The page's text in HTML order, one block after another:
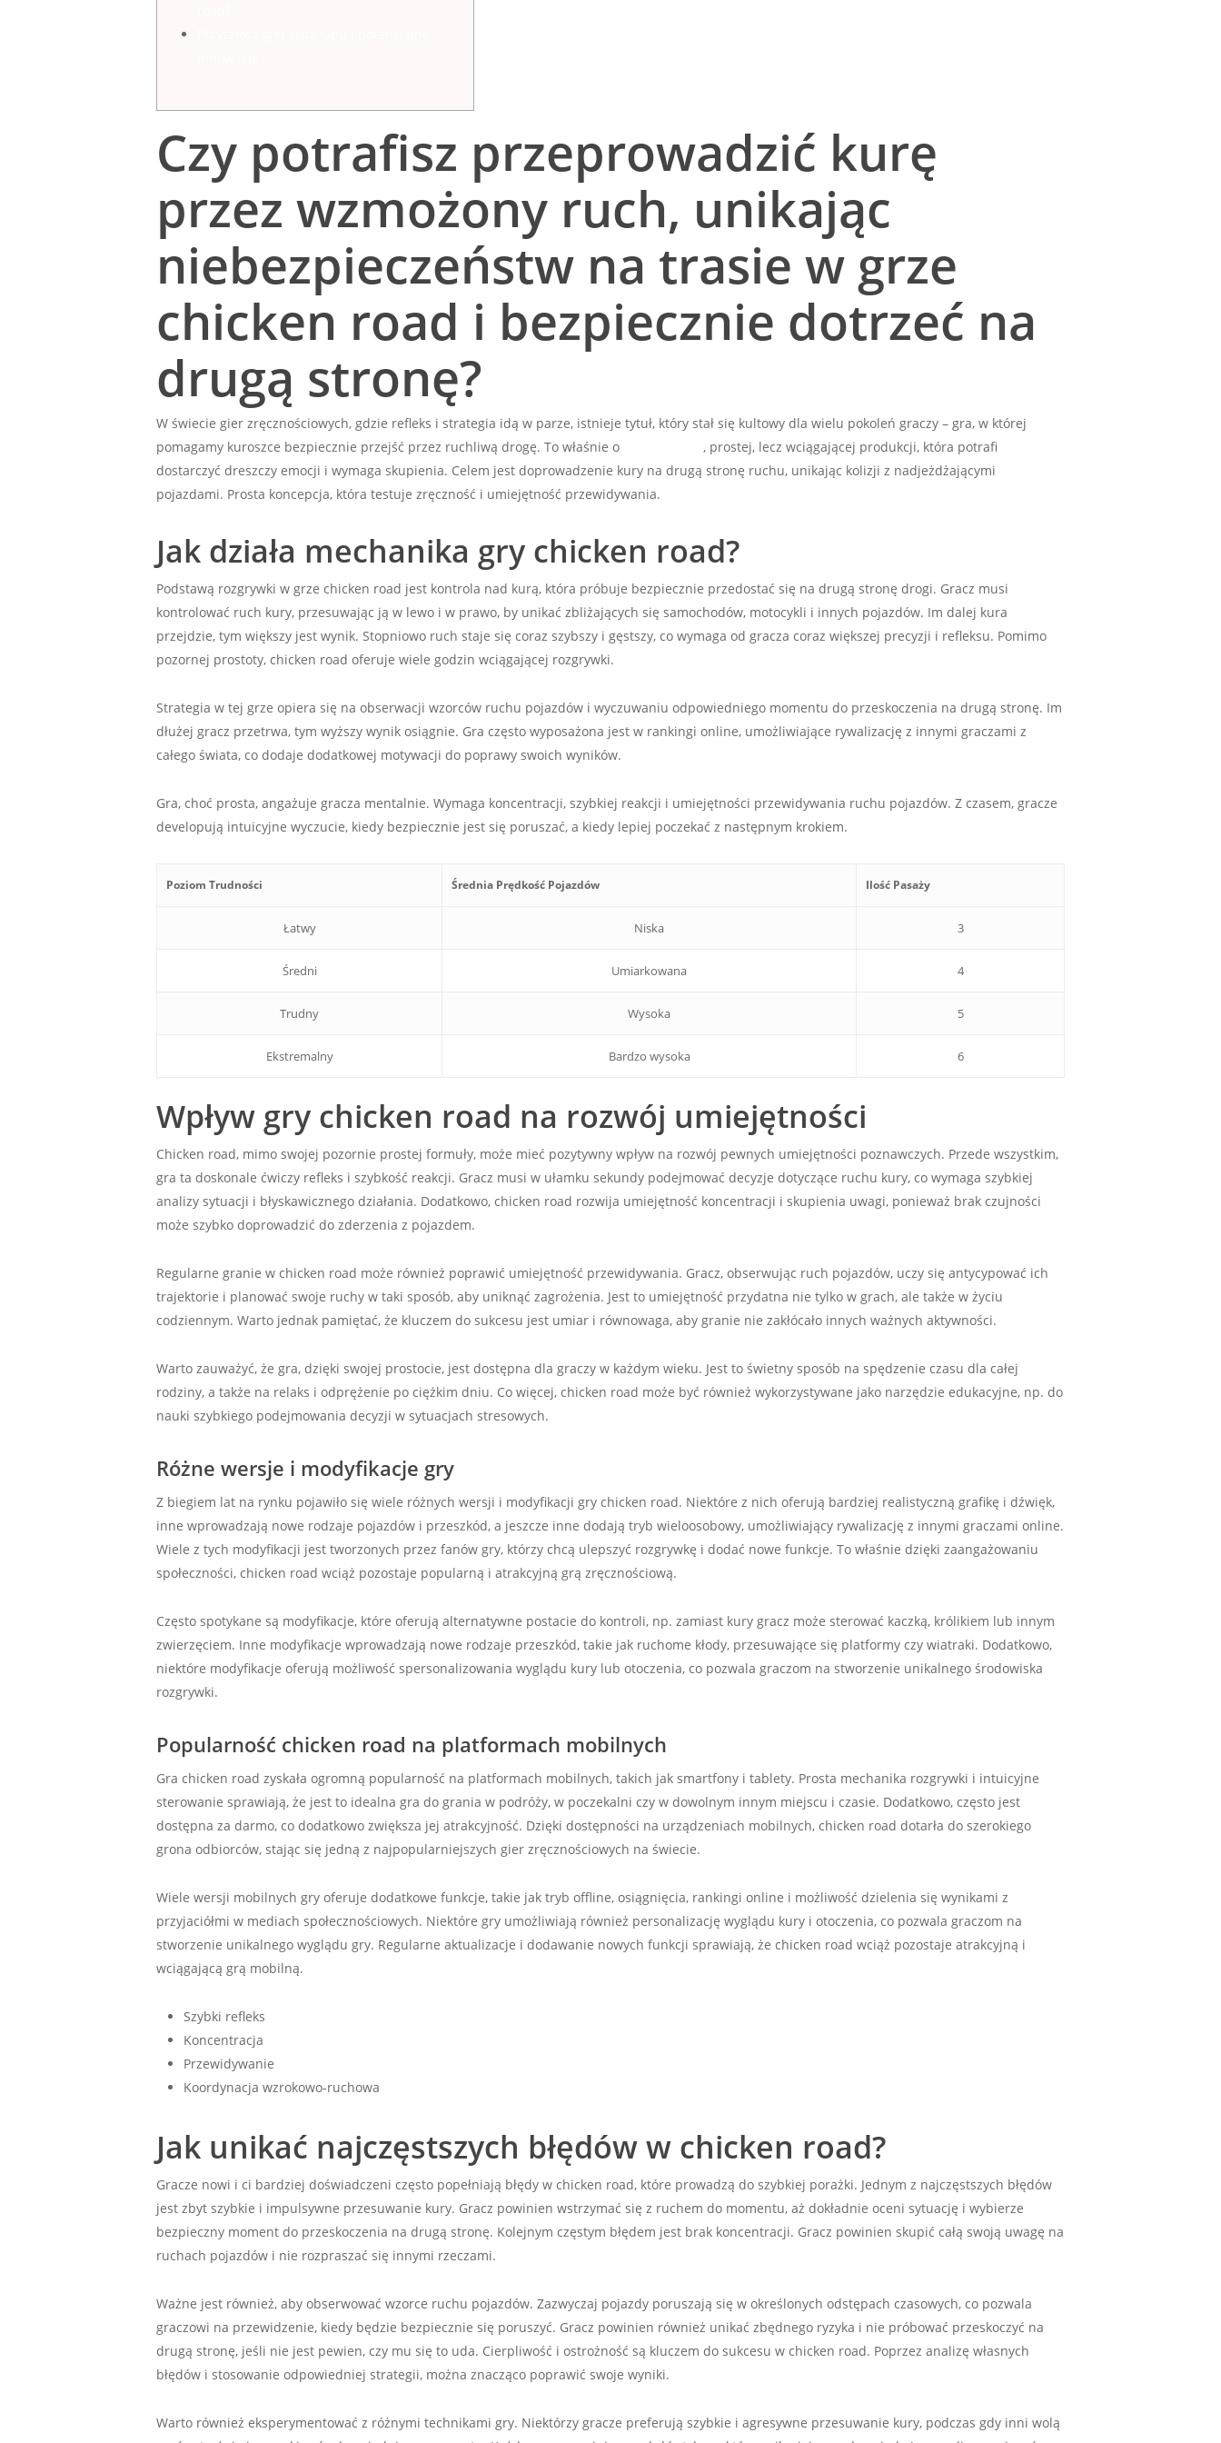
Czy potrafisz przeprowadzić kurę
przez wzmożony ruch, unikając
niebezpieczeństw na trasie w grze
chicken road i bezpiecznie dotrzeć na
drugą stronę?
W świecie gier zręcznościowych, gdzie refleks i strategia idą w parze, istnieje tytuł, który stał się kultowy dla wielu pokoleń graczy – gra, w której
pomagamy kuroszce bezpiecznie przejść przez ruchliwą drogę. To właśnie o
, prostej, lecz wciągającej produkcji, która potrafi
dostarczyć dreszczy emocji i wymaga skupienia. Celem jest doprowadzenie kury na drugą stronę ruchu, unikając kolizji z nadjeżdżającymi
pojazdami. Prosta koncepcja, która testuje zręczność i umiejętność przewidywania.
Jak działa mechanika gry chicken road?
Podstawą rozgrywki w grze chicken road jest kontrola nad kurą, która próbuje bezpiecznie przedostać się na drugą stronę drogi. Gracz musi
kontrolować ruch kury, przesuwając ją w lewo i w prawo, by unikać zbliżających się samochodów, motocykli i innych pojazdów. Im dalej kura
przejdzie, tym większy jest wynik. Stopniowo ruch staje się coraz szybszy i gęstszy, co wymaga od gracza coraz większej precyzji i refleksu. Pomimo
pozornej prostoty, chicken road oferuje wiele godzin wciągającej rozgrywki.
Strategia w tej grze opiera się na obserwacji wzorców ruchu pojazdów i wyczuwaniu odpowiedniego momentu do przeskoczenia na drugą stronę. Im
dłużej gracz przetrwa, tym wyższy wynik osiągnie. Gra często wyposażona jest w rankingi online, umożliwiające rywalizację z innymi graczami z
całego świata, co dodaje dodatkowej motywacji do poprawy swoich wyników.
Gra, choć prosta, angażuje gracza mentalnie. Wymaga koncentracji, szybkiej reakcji i umiejętności przewidywania ruchu pojazdów. Z czasem, gracze
developują intuicyjne wyczucie, kiedy bezpiecznie jest się poruszać, a kiedy lepiej poczekać z następnym krokiem.
Poziom Trudności Średnia Prędkość Pojazdów Ilość Pasaży
Łatwy Niska 3
Średni Umiarkowana 4
Trudny Wysoka 5
Ekstremalny Bardzo wysoka 6
Wpływ gry chicken road na rozwój umiejętności
Chicken road, mimo swojej pozornie prostej formuły, może mieć pozytywny wpływ na rozwój pewnych umiejętności poznawczych. Przede wszystkim,
gra ta doskonale ćwiczy refleks i szybkość reakcji. Gracz musi w ułamku sekundy podejmować decyzje dotyczące ruchu kury, co wymaga szybkiej
analizy sytuacji i błyskawicznego działania. Dodatkowo, chicken road rozwija umiejętność koncentracji i skupienia uwagi, ponieważ brak czujności
może szybko doprowadzić do zderzenia z pojazdem.
Regularne granie w chicken road może również poprawić umiejętność przewidywania. Gracz, obserwując ruch pojazdów, uczy się antycypować ich
trajektorie i planować swoje ruchy w taki sposób, aby uniknąć zagrożenia. Jest to umiejętność przydatna nie tylko w grach, ale także w życiu
codziennym. Warto jednak pamiętać, że kluczem do sukcesu jest umiar i równowaga, aby granie nie zakłócało innych ważnych aktywności.
Warto zauważyć, że gra, dzięki swojej prostocie, jest dostępna dla graczy w każdym wieku. Jest to świetny sposób na spędzenie czasu dla całej
rodziny, a także na relaks i odprężenie po ciężkim dniu. Co więcej, chicken road może być również wykorzystywane jako narzędzie edukacyjne, np. do
nauki szybkiego podejmowania decyzji w sytuacjach stresowych.
Różne wersje i modyfikacje gry
Z biegiem lat na rynku pojawiło się wiele różnych wersji i modyfikacji gry chicken road. Niektóre z nich oferują bardziej realistyczną grafikę i dźwięk,
inne wprowadzają nowe rodzaje pojazdów i przeszkód, a jeszcze inne dodają tryb wieloosobowy, umożliwiający rywalizację z innymi graczami online.
Wiele z tych modyfikacji jest tworzonych przez fanów gry, którzy chcą ulepszyć rozgrywkę i dodać nowe funkcje. To właśnie dzięki zaangażowaniu
społeczności, chicken road wciąż pozostaje popularną i atrakcyjną grą zręcznościową.
Często spotykane są modyfikacje, które oferują alternatywne postacie do kontroli, np. zamiast kury gracz może sterować kaczką, królikiem lub innym
zwierzęciem. Inne modyfikacje wprowadzają nowe rodzaje przeszkód, takie jak ruchome kłody, przesuwające się platformy czy wiatraki. Dodatkowo,
niektóre modyfikacje oferują możliwość spersonalizowania wyglądu kury lub otoczenia, co pozwala graczom na stworzenie unikalnego środowiska
rozgrywki.
Popularność chicken road na platformach mobilnych
Gra chicken road zyskała ogromną popularność na platformach mobilnych, takich jak smartfony i tablety. Prosta mechanika rozgrywki i intuicyjne
sterowanie sprawiają, że jest to idealna gra do grania w podróży, w poczekalni czy w dowolnym innym miejscu i czasie. Dodatkowo, często jest
dostępna za darmo, co dodatkowo zwiększa jej atrakcyjność. Dzięki dostępności na urządzeniach mobilnych, chicken road dotarła do szerokiego
grona odbiorców, stając się jedną z najpopularniejszych gier zręcznościowych na świecie.
Wiele wersji mobilnych gry oferuje dodatkowe funkcje, takie jak tryb offline, osiągnięcia, rankingi online i możliwość dzielenia się wynikami z
przyjaciółmi w mediach społecznościowych. Niektóre gry umożliwiają również personalizację wyglądu kury i otoczenia, co pozwala graczom na
stworzenie unikalnego wyglądu gry. Regularne aktualizacje i dodawanie nowych funkcji sprawiają, że chicken road wciąż pozostaje atrakcyjną i
wciągającą grą mobilną.
Szybki refleks
Koncentracja
Przewidywanie
Koordynacja wzrokowo-ruchowa
Jak unikać najczęstszych błędów w chicken road?
Gracze nowi i ci bardziej doświadczeni często popełniają błędy w chicken road, które prowadzą do szybkiej porażki. Jednym z najczęstszych błędów
jest zbyt szybkie i impulsywne przesuwanie kury. Gracz powinien wstrzymać się z ruchem do momentu, aż dokładnie oceni sytuację i wybierze
bezpieczny moment do przeskoczenia na drugą stronę. Kolejnym częstym błędem jest brak koncentracji. Gracz powinien skupić całą swoją uwagę na
ruchach pojazdów i nie rozpraszać się innymi rzeczami.
Ważne jest również, aby obserwować wzorce ruchu pojazdów. Zazwyczaj pojazdy poruszają się w określonych odstępach czasowych, co pozwala
graczowi na przewidzenie, kiedy będzie bezpiecznie się poruszyć. Gracz powinien również unikać zbędnego ryzyka i nie próbować przeskoczyć na
drugą stronę, jeśli nie jest pewien, czy mu się to uda. Cierpliwość i ostrożność są kluczem do sukcesu w chicken road. Poprzez analizę własnych
błędów i stosowanie odpowiedniej strategii, można znacząco poprawić swoje wyniki.
Warto również eksperymentować z różnymi technikami gry. Niektórzy gracze preferują szybkie i agresywne przesuwanie kury, podczas gdy inni wolą